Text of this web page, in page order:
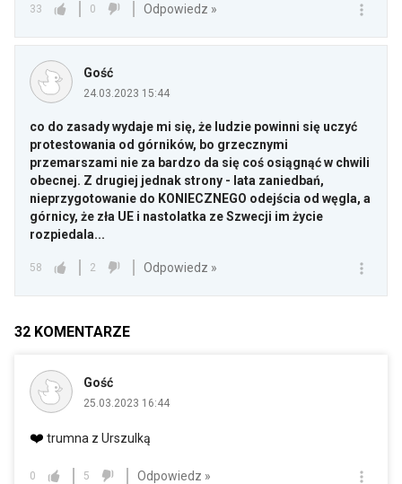
33 0 Odpowiedz »
Gość
24.03.2023 15:44
co do zasady wydaje mi się, że ludzie powinni się uczyć
protestowania od górników, bo grzecznymi
przemarszami nie za bardzo da się coś osiągnąć w chwili
obecnej. Z drugiej jednak strony - lata zaniedbań,
nieprzygotowanie do KONIECZNEGO odejścia od węgla, a
górnicy, że zła UE i nastolatka ze Szwecji im życie
rozpiedala...
58 2 Odpowiedz »
32 KOMENTARZE
Gość
25.03.2023 16:44
❤️ trumna z Urszulką
0 5 Odpowiedz »